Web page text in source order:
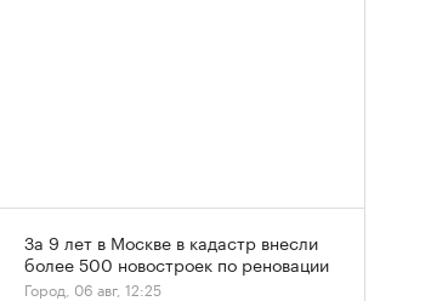
За 9 лет в Москве в кадастр внесли
более 500 новостроек по реновации
Город, 06 авг, 12:25